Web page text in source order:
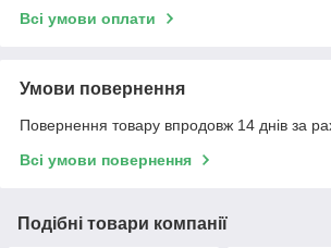
Всі умови оплати
Умови повернення
Повернення товару впродовж 14 днів за
Всі умови повернення
Подібні товари компанії